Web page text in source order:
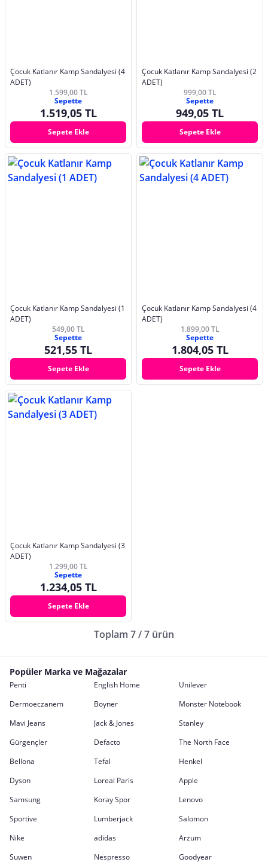
Çocuk Katlanır Kamp Sandalyesi (4
ADET)
1.599,00 TL
Sepette
1.519,05 TL
Sepete Ekle
Çocuk Katlanır Kamp Sandalyesi (2
ADET)
999,00 TL
Sepette
949,05 TL
Sepete Ekle
Çocuk Katlanır Kamp Sandalyesi (1
ADET)
549,00 TL
Sepette
521,55 TL
Sepete Ekle
Çocuk Katlanır Kamp Sandalyesi (4
ADET)
1.899,00 TL
Sepette
1.804,05 TL
Sepete Ekle
Çocuk Katlanır Kamp Sandalyesi (3
ADET)
1.299,00 TL
Sepette
1.234,05 TL
Sepete Ekle
Toplam 7 / 7 ürün
Popüler Marka ve Mağazalar
Penti English Home
Unilever
Dermoeczanem
Boyner
Monster Notebook
Mavi Jeans
Jack & Jones
Stanley
Gürgençler
Defacto
The North Face
Bellona
Tefal
Henkel
Dyson
Loreal Paris
Apple
Samsung
Koray Spor
Lenovo
Sportive
Lumberjack
Salomon
Nike
adidas
Arzum
Suwen
Nespresso Goodyear